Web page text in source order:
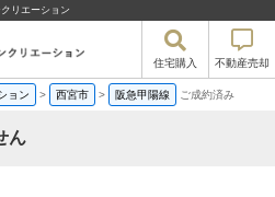
リエーション
住宅購入 不動産売却
ョン > 西宮市 > 阪急甲陽線 ご成約済み
ん